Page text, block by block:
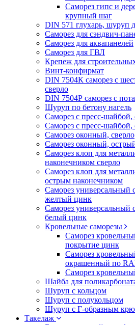
Саморез гипс и
крупный шаг
DIN 571 глухарь, шуруп
Саморез для сэндвич-
Саморез для аквапанелей
Саморез для ГВЛ
Крепеж для
Винт-конфирмат
DIN 7504К саморез с
сверло
DIN 7504Р саморез с
Шуруп по бетону нагель
Саморез с пресс-шайбой,
Саморез с пресс-шайбой,
Саморез оконный, сверло
Саморез оконный,
Саморез клоп для
наконечником сверло
Саморез клоп для
острым наконечником
Саморез универсальный
желтый цинк
Саморез универсальный
белый цинк
Кровельные саморезы
Саморез
покрытие цинк
Саморез
окрашенный по
Саморез
Шайба для
Шуруп с кольцом
Шуруп с полукольцом
Шуруп с Г-образным
Такелаж